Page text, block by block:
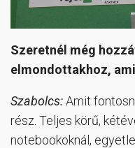
Szeretnél még
elmondottakhoz,
Szabolcs:Amit
rész. Teljes körű,
notebookoknál,